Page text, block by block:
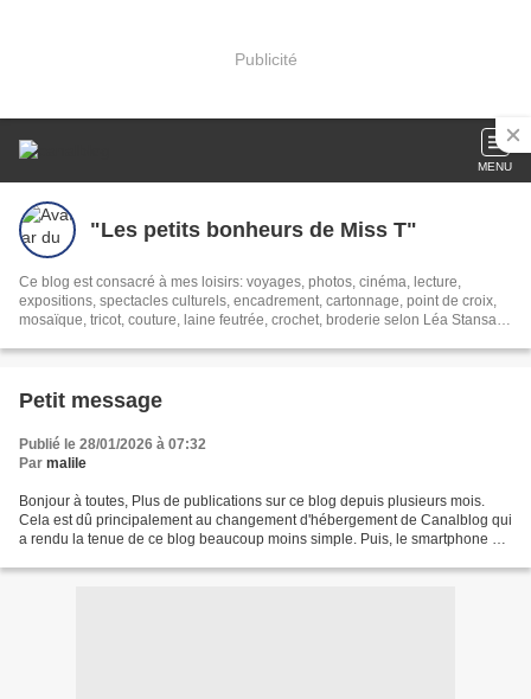
Publicité
MENU
"Les petits bonheurs de Miss T"
Ce blog est consacré à mes loisirs: voyages, photos, cinéma, lecture,
expositions, spectacles culturels, encadrement, cartonnage, point de croix,
mosaïque, tricot, couture, laine feutrée, crochet, broderie selon Léa Stansal,
Petit message
Publié le 28/01/2026 à 07:32
Par malile
Bonjour à toutes, Plus de publications sur ce blog depuis plusieurs mois.
Cela est dû principalement au changement d'hébergement de Canalblog qui
a rendu la tenue de ce blog beaucoup moins simple. Puis, le smartphone a